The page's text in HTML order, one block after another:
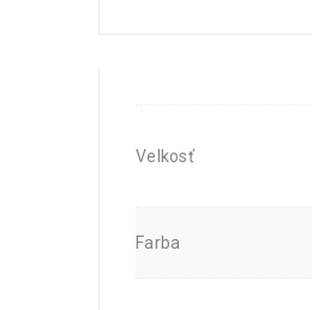
Velkosť
Farba